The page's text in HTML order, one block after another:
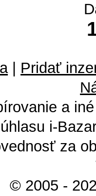
| Pridať
a
i-
za
© 2005 -